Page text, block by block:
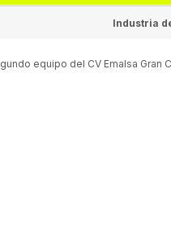
Industria
equipo del CV Emalsa Gran